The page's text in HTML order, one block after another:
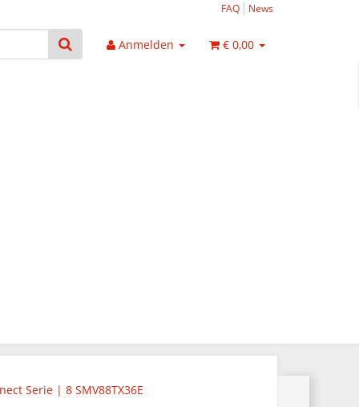
FAQ News
Anmelden € 0,00
Serie | 8 SMV88TX36E